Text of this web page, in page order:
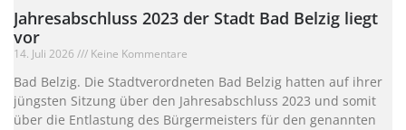
Jahresabschluss 2023 der Stadt Bad Belzig liegt
vor
14. Juli 2026 Keine Kommentare
Bad Belzig. Die Stadtverordneten Bad Belzig hatten auf ihrer
jüngsten Sitzung über den Jahresabschluss 2023 und somit
über die Entlastung des Bürgermeisters für den genannten